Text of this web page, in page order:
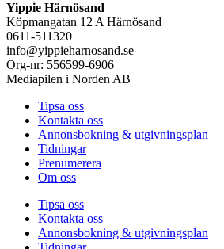
Yippie Härnösand
Köpmangatan 12 A Härnösand
0611-511320
info@yippieharnosand.se
Org-nr: 556599-6906
Mediapilen i Norden AB
Tipsa oss
Kontakta oss
Annonsbokning & utgivningsplan
Tidningar
Prenumerera
Om oss
Tipsa oss
Kontakta oss
Annonsbokning & utgivningsplan